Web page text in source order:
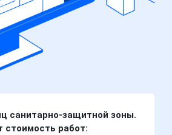
санитарно-защитной зоны.
стоимость работ: